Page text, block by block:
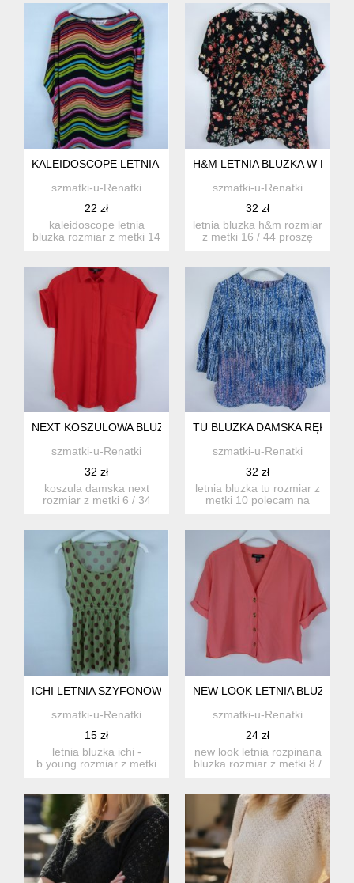
KALEIDOSCOPE LETNIA BLUZKA Z JEDNYM RĘKAWEM
szmatki-u-Renatki
22 zł
kaleidoscope letnia
bluzka rozmiar z metki 14
H&M LETNIA BLUZKA W
szmatki-u-Renatki
32 zł
letnia bluzka h&m rozmiar
z metki 16 / 44 proszę
NEXT KOSZULOWA BLUZKA KR. RĘKAWY 6/34
szmatki-u-Renatki
32 zł
koszula damska next
rozmiar z metki 6 / 34
TU BLUZKA DAMSKA
szmatki-u-Renatki
32 zł
letnia bluzka tu rozmiar z
metki 10 polecam na
ICHI LETNIA SZYFONOWA BLUZKA TOP / M
szmatki-u-Renatki
15 zł
letnia bluzka ichi -
b.young rozmiar z metki
NEW LOOK LETNIA BLUZKA
szmatki-u-Renatki
24 zł
new look letnia rozpinana
bluzka rozmiar z metki 8 /